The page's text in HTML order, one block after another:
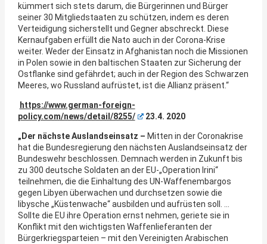
kümmert sich stets darum, die Bürgerinnen und Bürger
seiner 30 Mitgliedstaaten zu schützen, indem es deren
Verteidigung sicherstellt und Gegner abschreckt. Diese
Kernaufgaben erfüllt die Nato auch in der Corona-Krise
weiter. Weder der Einsatz in Afghanistan noch die Missionen
in Polen sowie in den baltischen Staaten zur Sicherung der
Ostflanke sind gefährdet; auch in der Region des Schwarzen
Meeres, wo Russland aufrüstet, ist die Allianz präsent.“
https://www.german-foreign-
policy.com/news/detail/8255/
23.4. 2020
„Der nächste Auslandseinsatz – Mitten in der Coronakrise
hat die Bundesregierung den nächsten Auslandseinsatz der
Bundeswehr beschlossen. Demnach werden in Zukunft bis
zu 300 deutsche Soldaten an der EU-„Operation Irini“
teilnehmen, die die Einhaltung des UN-Waffenembargos
gegen Libyen überwachen und durchsetzen sowie die
libysche „Küstenwache“ ausbilden und aufrüsten soll. …
Sollte die EU ihre Operation ernst nehmen, geriete sie in
Konflikt mit den wichtigsten Waffenlieferanten der
Bürgerkriegsparteien – mit den Vereinigten Arabischen